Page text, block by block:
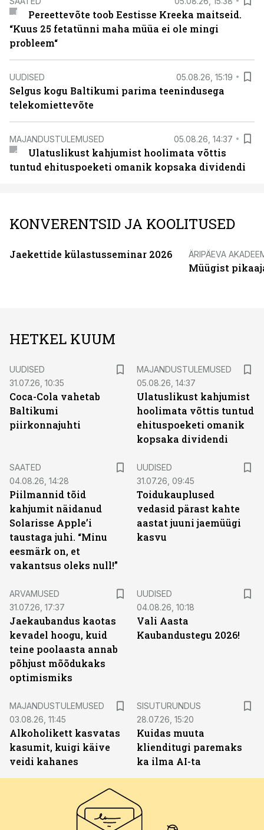
Pereettevõte toob Eestisse Kreeka maitseid.
“Kuus 25 fetatünni maha müüa ei ole mingi
probleem“
UUDISED 05.08.26, 15:19
Selgus kogu Baltikumi parima teenindusega
telekomiettevõte
MAJANDUSTULEMUSED 05.08.26, 14:37
Ulatuslikust kahjumist hoolimata võttis
tuntud ehituspoeketi omanik kopsaka dividendi
KONVERENTSID JA KOOLITUSED
Jaekettide külastusseminar 2026 ÄRIPÄEVA
Müügist
HETKEL KUUM
UUDISED
31.07.26, 10:35
Coca-Cola vahetab
Baltikumi
piirkonnajuhti
MAJANDUSTULEMUSED
05.08.26, 14:37
Ulatuslikust kahjumist
hoolimata võttis tuntud
ehituspoeketi omanik
kopsaka dividendi
SAATED
04.08.26, 14:28
Piilmannid tõid
kahjumit näidanud
Solarisse Apple’i
taustaga juhi. “Minu
eesmärk on, et
vakantsus oleks null!”
UUDISED
31.07.26, 09:45
Toidukauplused
vedasid pärast kahte
aastat juuni jaemüügi
kasvu
ARVAMUSED
31.07.26, 17:37
Jaekaubandus kaotas
kevadel hoogu, kuid
teine poolaasta annab
põhjust mõõdukaks
optimismiks
UUDISED
04.08.26, 10:18
Vali Aasta
Kaubandustegu 2026!
MAJANDUSTULEMUSED
03.08.26, 11:45
Alkoholikett kasvatas
kasumit, kuigi käive
veidi kahanes
SISUTURUNDUS
28.07.26, 15:20
Kuidas muuta
klienditugi paremaks
ka ilma AI-ta